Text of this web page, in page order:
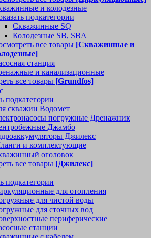
и колодезные
подкатегории
Скважинные SQ
Колодезные SB, SBA
все товары [Скважинные и
станция
и канализационные
все товары [Grundfos]
подкатегории
скважин Водомет
погружные Дренажник
Джамбо
Джилекс
и комплектующие
оголовок
все товары [Джилекс]
подкатегории
для отопления
для чистой воды
для сточных вод
периферические
станции